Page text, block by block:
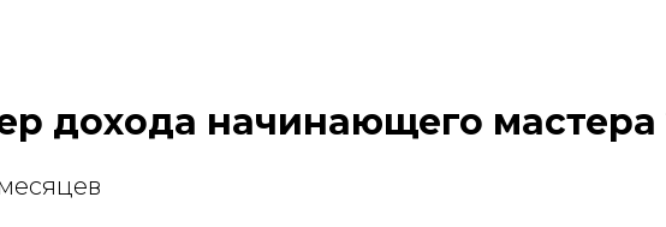
дохода начинающего мастера